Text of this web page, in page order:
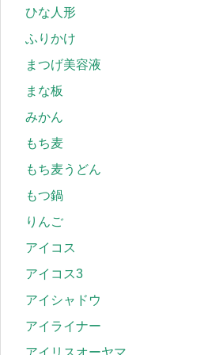
ひな人形
ふりかけ
まつげ美容液
まな板
みかん
もち麦
もち麦うどん
もつ鍋
りんご
アイコス
アイコス3
アイシャドウ
アイライナー
アイリスオーヤマ